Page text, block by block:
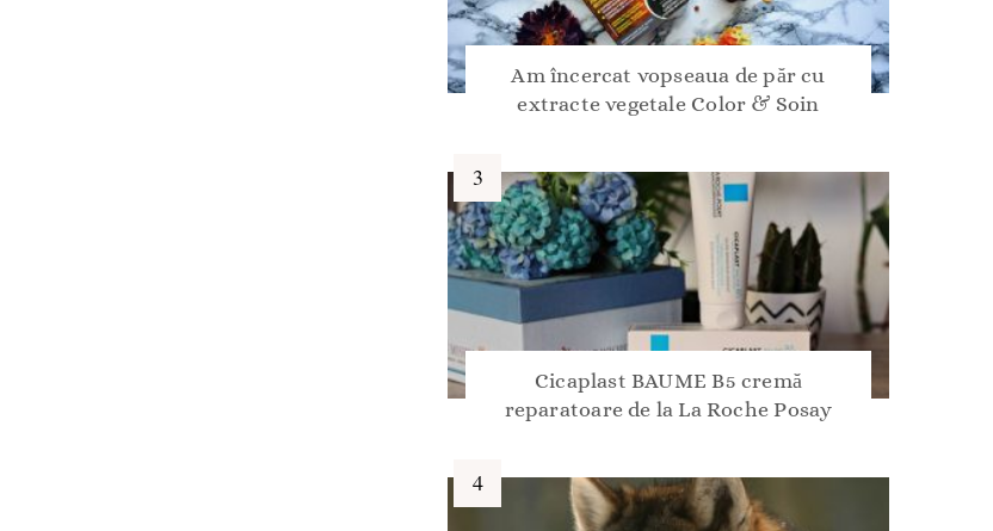
Am încercat vopseaua de păr cu
extracte vegetale Color & Soin
Cicaplast BAUME B5 cremă
reparatoare de la La Roche Posay